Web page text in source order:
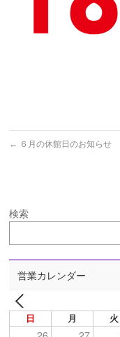
← ６月の休館日のお知らせ
検索
営業カレンダー
日 月 火